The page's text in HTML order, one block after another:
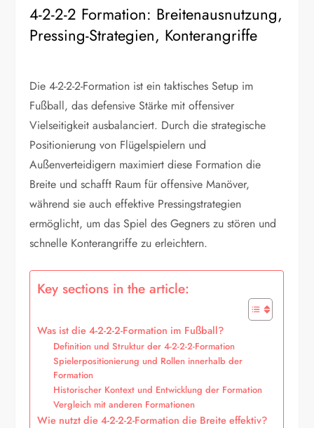
4-2-2-2 Formation: Breitenausnutzung,
Pressing-Strategien, Konterangriffe
Die 4-2-2-2-Formation ist ein taktisches Setup im
Fußball, das defensive Stärke mit offensiver
Vielseitigkeit ausbalanciert. Durch die strategische
Positionierung von Flügelspielern und
Außenverteidigern maximiert diese Formation die
Breite und schafft Raum für offensive Manöver,
während sie auch effektive Pressingstrategien
ermöglicht, um das Spiel des Gegners zu stören und
schnelle Konterangriffe zu erleichtern.
Key sections in the article:
Was ist die 4-2-2-2-Formation im Fußball?
Definition und Struktur der 4-2-2-2-Formation
Spielerpositionierung und Rollen innerhalb der
Formation
Historischer Kontext und Entwicklung der Formation
Vergleich mit anderen Formationen
Wie nutzt die 4-2-2-2-Formation die Breite effektiv?